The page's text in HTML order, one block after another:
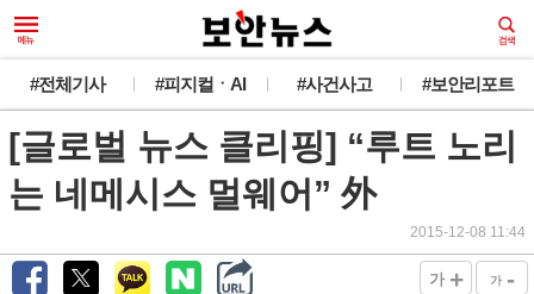
#전체기사 #피지컬ㆍAI #사건사고 #보안리포트
[글로벌 뉴스 클리핑] “루트 노리
는 네메시스 멀웨어” 外
2015-12-08 11:44
가 + 가 -